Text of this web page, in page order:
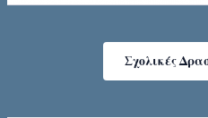
Σχολικές